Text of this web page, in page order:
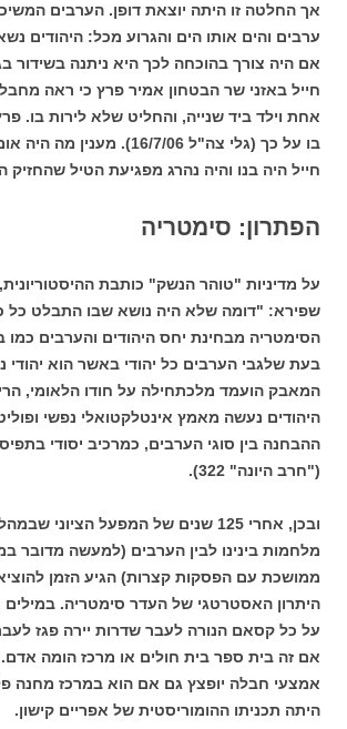
אך החלטה זו היתה יוצאת דופן. הערבים
ערבים והים אותו הים והגרוע מכל: היהודים
אם היה צורך בהוכחה לכך היא ניתנה בשידור
חייל באזני שר הבטחון אמיר פרץ כי ראה
אחת וילד ביד שנייה, והחליט שלא לירות בו.
בו על כך (גלי צה"ל 16/7/06).
חייל היה בנו והיה נהרג מפגיעת הטיל
הפתרון: סימטריה
על מדיניות "טוהר הנשק" כותבת
שפירא: "דומה שלא היה נושא שבו התבלט כל
הסימטריה מבחינת יחס היהודים והערבים
בעת שלגבי הערבים כל יהודי באשר הוא יהודי
המאבק הועמד מלכתחילה על חודו הלאומי,
היהודים נעשה מאמץ אינטלקטואלי נפשי
ההבחנה בין סוגי הערבים, כמרכיב יסודי
("חרב היונה" 322).
מלחמות בינינו לבין הערבים (למעשה מדובר
ממושכת עם הפסקות קצרות) הגיע הזמן
היתרון האסטרטגי של העדר סימטריה. במילים
על כל קסאם הנורה לעבר שדרות יירה פגז
אם זה בית ספר בית חולים או מרכז הומה אדם.
אמצעי חבלה יופצץ גם אם הוא במרכז מחנה
היתה תכניתו ההומוריסטית של אפריים קישון.